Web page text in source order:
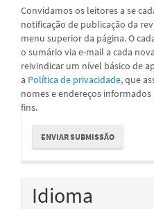
Convidamos os leitores a se
notificação de publicação da
menu superior da página. O
o sumário via e-mail a cada
reivindicar um nível básico de
a Política de privacidade, que
nomes e endereços
fins.
Enviar
Submissão
ENVIAR SUBMISSÃO
Idioma